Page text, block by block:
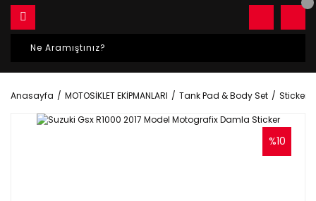
Anasayfa MOTOSİKLET EKİPMANLARI Tank Pad & Body Set Sticker
%10